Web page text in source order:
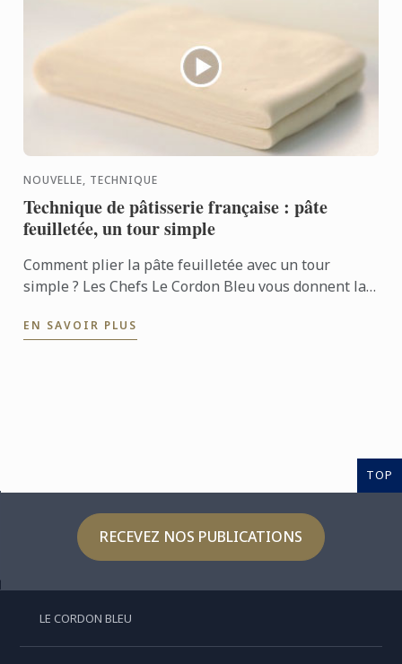
NOUVELLE, TECHNIQUE
Technique de pâtisserie française : pâte
feuilletée, un tour simple
Comment plier la pâte feuilletée avec un tour
simple ? Les Chefs Le Cordon Bleu vous donnent la
EN SAVOIR PLUS
TOP
RECEVEZ NOS PUBLICATIONS
LE CORDON BLEU